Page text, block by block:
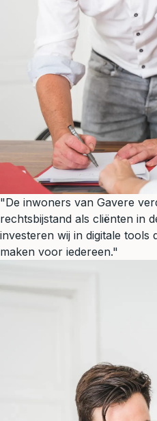
"De inwoners van Gavere
rechtsbijstand als cliënten in
investeren wij in digitale tools
maken voor iedereen."